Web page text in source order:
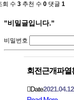
회 수 3 추천 수 0 댓글 1
"비밀글입니다."
비밀번호
회전근개파열
Date2021.04.12